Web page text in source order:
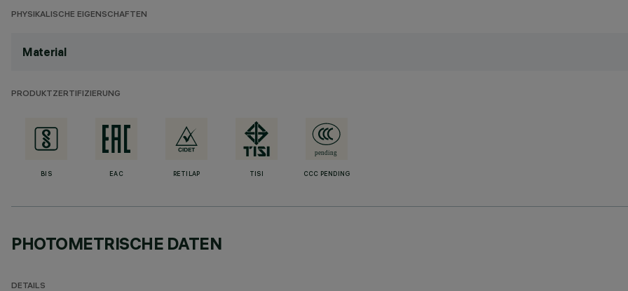
PHYSIKALISCHE EIGENSCHAFTEN
Material
PRODUKTZERTIFIZIERUNG
BIS EAC RETILAP TISI CCC PENDING
PHOTOMETRISCHE DATEN
DETAILS